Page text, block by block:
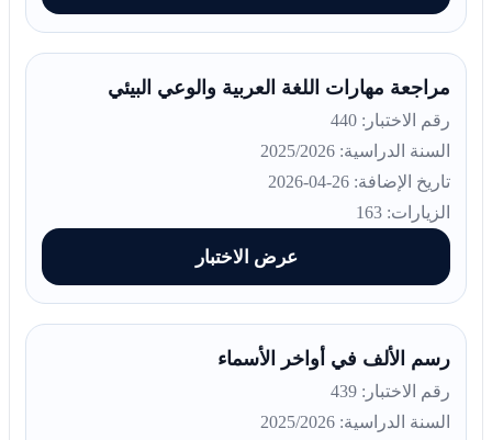
مراجعة مهارات اللغة العربية والوعي البيئي
رقم الاختبار: 440
السنة الدراسية: 2025/2026
تاريخ الإضافة: 26-04-2026
الزيارات: 163
عرض الاختبار
رسم الألف في أواخر الأسماء
رقم الاختبار: 439
السنة الدراسية: 2025/2026